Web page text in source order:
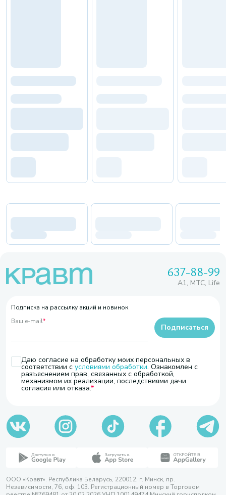
637-88-99
A1, МТС, Life
Подписка на рассылку акций и новинок
Ваш e-mail*
Даю согласие на обработку моих персональных в
соответствии с условиями обработки. Ознакомлен с
разъяснением прав, связанных с обработкой,
механизмом их реализации, последствиями дачи
согласия или отказа.
Подписаться
ООО «Кравт». Республика Беларусь, 220012, г. Минск, пр.
Независимости, 76, оф. 103. Регистрационный номер в Торговом